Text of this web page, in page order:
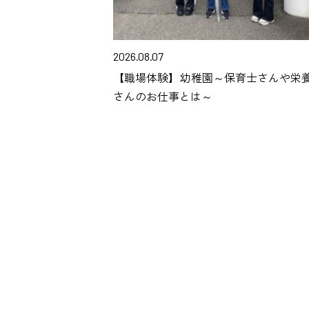
2026.08.07
【職場体験】幼稚園～保育士さんや栄
さんのお仕事とは～